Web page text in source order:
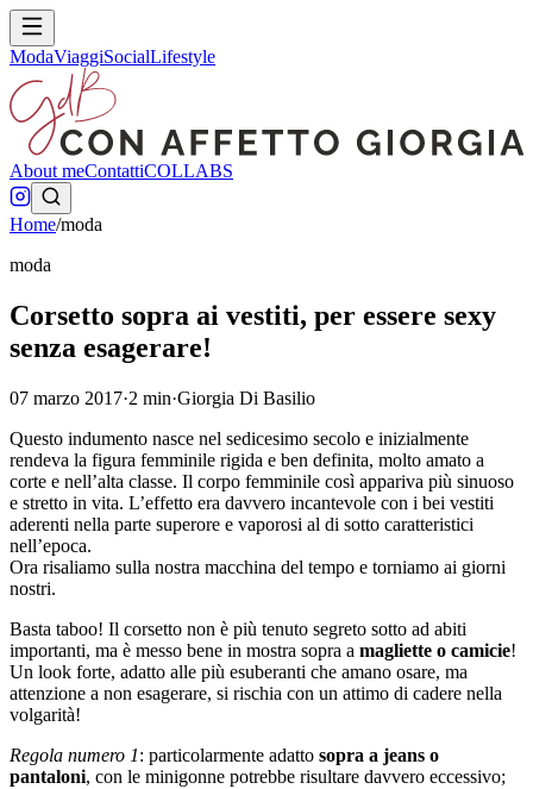
ModaViaggiSocialLifestyle
About meContattiCOLLABS
Home/moda
moda
Corsetto sopra ai vestiti, per essere sexy
senza esagerare!
07 marzo 2017·2 min·Giorgia Di Basilio
Questo indumento nasce nel sedicesimo secolo e inizialmente
rendeva la figura femminile rigida e ben definita, molto amato a
corte e nell’alta classe. Il corpo femminile così appariva più sinuoso
e stretto in vita. L’effetto era davvero incantevole con i bei vestiti
aderenti nella parte superore e vaporosi al di sotto caratteristici
nell’epoca.
Ora risaliamo sulla nostra macchina del tempo e torniamo ai giorni
nostri.
Basta taboo! Il corsetto non è più tenuto segreto sotto ad abiti
importanti, ma è messo bene in mostra sopra a magliette o camicie!
Un look forte, adatto alle più esuberanti che amano osare, ma
attenzione a non esagerare, si rischia con un attimo di cadere nella
volgarità!
Regola numero 1: particolarmente adatto sopra a jeans o
pantaloni, con le minigonne potrebbe risultare davvero eccessivo;